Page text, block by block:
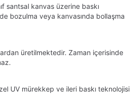
santsal kanvas üzerine baskı
bozulma veya kanvasında bollaşma
üretilmektedir. Zaman içerisinde
UV mürekkep ve ileri baskı teknolojisi